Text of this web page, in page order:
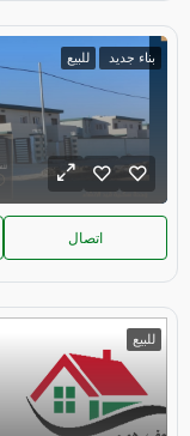
بناء جديد للبيع
اتصال
للبيع